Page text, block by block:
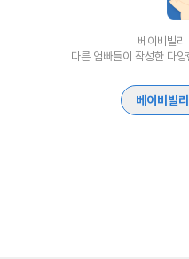
베이비빌
다른 엄빠들이 작성한 다
베이비빌